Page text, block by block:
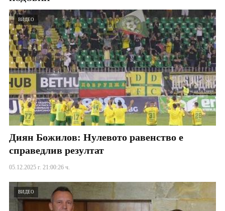
ВИДЕО
Диян Божилов: Нулевото равенство е
справедлив резултат
05.12.2025 г. 21:00:26 ч.
ВИДЕО